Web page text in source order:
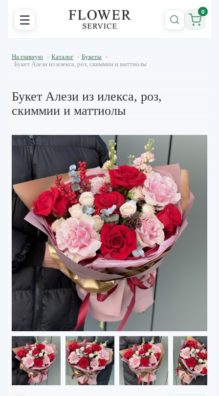
☰ 0
На главную - Каталог - Букеты -
Букет Алези из илекса, роз, скиммии и маттиолы
Букет Алези из илекса, роз,
скиммии и маттиолы